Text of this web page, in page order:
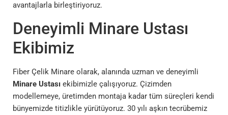
avantajlarla birleştiriyoruz.
Deneyimli Minare Ustası
Ekibimiz
Fiber Çelik Minare olarak, alanında uzman ve deneyimli
Minare Ustası ekibimizle çalışıyoruz. Çizimden
modellemeye, üretimden montaja kadar tüm süreçleri kendi
bünyemizde titizlikle yürütüyoruz. 30 yılı aşkın tecrübemiz